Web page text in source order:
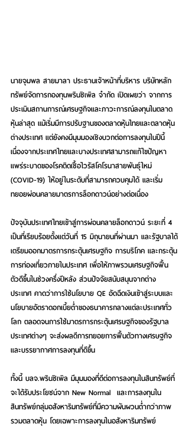
นายจุมพล สายมาลา ประธานเจ้าหน้าที่บริหาร บริษัทหลัก
ทรัพย์จัดการกองทุนพรินซิเพิล จำกัด เปิดเผยว่า จากการ
ประเมินสถานการณ์เศรษฐกิจและภาวะการณ์ลงทุนในตลาด
หุ้นล่าสุด แม้เริ่มมีการปรับฐานของตลาดหุ้นไทยและตลาดหุ้น
ต่างประเทศ แต่ยังคงมีมุมมองเชิงบวกต่อการลงทุนในปีนี้
เนื่องจากประเทศไทยและบางประเทศสามารถแก้ไขปัญหา
แพร่ระบาดของโรคติดเชื้อไวรัสโคโรนาสายพันธุ์ใหม่
(COVID-19) ให้อยู่ในระดับที่สามารถควบคุมได้ และเริ่ม
ทยอยผ่อนคลายมาตรการล็อกดาวน์อย่างต่อเนื่อง
ปัจจุบันประเทศไทยเข้าสู่การผ่อนคลายล็อกดาวน์ ระยะที่ 4
เป็นที่เรียบร้อยตั้งแต่วันที่ 15 มิถุนายนที่ผ่านมา และรัฐบาลได้
เตรียมออกมาตรการกระตุ้นเศรษฐกิจ การบริโภค และกระตุ้น
การท่องเที่ยวภายในประเทศ เพื่อให้ภาพรวมเศรษฐกิจฟื้น
ตัวดีขึ้นในช่วงครึ่งปีหลัง ส่วนปัจจัยสนับสนุนจากต่าง
ประเทศ คาดว่าการใช้นโยบาย QE อัดฉีดเงินเข้าสู่ระบบและ
นโยบายอัตราดอกเบี้ยต่ำของธนาคารกลางแต่ละประเทศทั่ว
โลก ตลอดจนการใช้มาตรการกระตุ้นเศรษฐกิจของรัฐบาล
ประเทศต่างๆ จะส่งผลดีการทยอยการฟื้นตัวทางเศรษฐกิจ
และบรรยากาศการลงทุนที่ดีขึ้น
ทั้งนี้ บลจ.พรินซิเพิล มีมุมมองที่ดีต่อการลงทุนในสินทรัพย์ที่
จะได้รับประโยชน์จาก New Normal  และการลงทุนใน
สินทรัพย์กลุ่มอสังหาริมทรัพย์ที่มีความผันผวนต่ำกว่าภาพ
รวมตลาดหุ้น โดยเฉพาะการลงทุนในอสังหาริมทรัพย์